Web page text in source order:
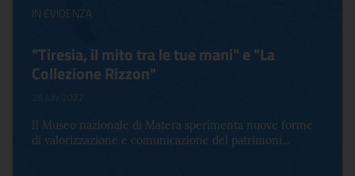
IN EVIDENZA
"Tiresia, il mito tra le tue mani" e "La
Collezione Rizzon"
28 July 2022
Il Museo nazionale di Matera sperimenta nuove forme
di valorizzazione e comunicazione del patrimoni...